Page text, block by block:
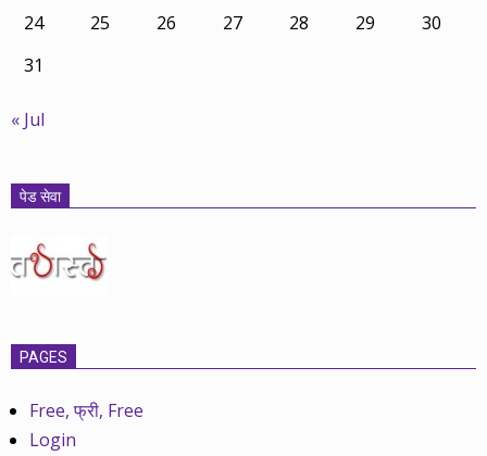
24
25 26 27 28 29
30
31
« Jul
पेड सेवा
PAGES
Free, फ्री, Free
Login